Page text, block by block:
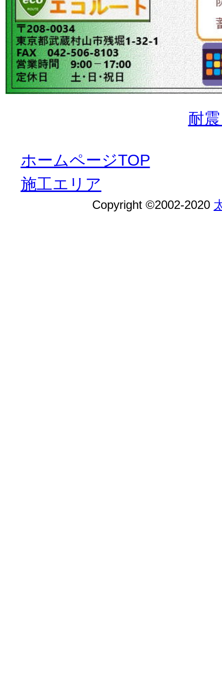
耐
ホームページTOP
施工エリア
Copyright ©2002-2020